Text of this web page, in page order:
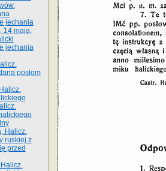
jechania
14 maja,
jechania
posłom
Halicz.
ruskiej z
przed